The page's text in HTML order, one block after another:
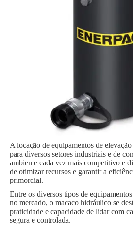
A locação de equipamentos de
para diversos setores industriais e de
ambiente cada vez mais competitivo e
de otimizar recursos e garantir a
primordial.
Entre os diversos tipos de
no mercado, o macaco hidráulico se
praticidade e capacidade de lidar com
segura e controlada.